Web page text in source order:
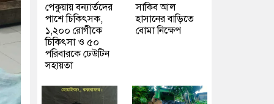
পেকুয়ায় বন্যার্তদের
পাশে চিকিৎসক,
১,২০০ রোগীকে
চিকিৎসা ও ৫০
পরিবারকে ঢেউটিন
সহায়তা
সাকিব আল
হাসানের বাড়িতে
বোমা নিক্ষেপ